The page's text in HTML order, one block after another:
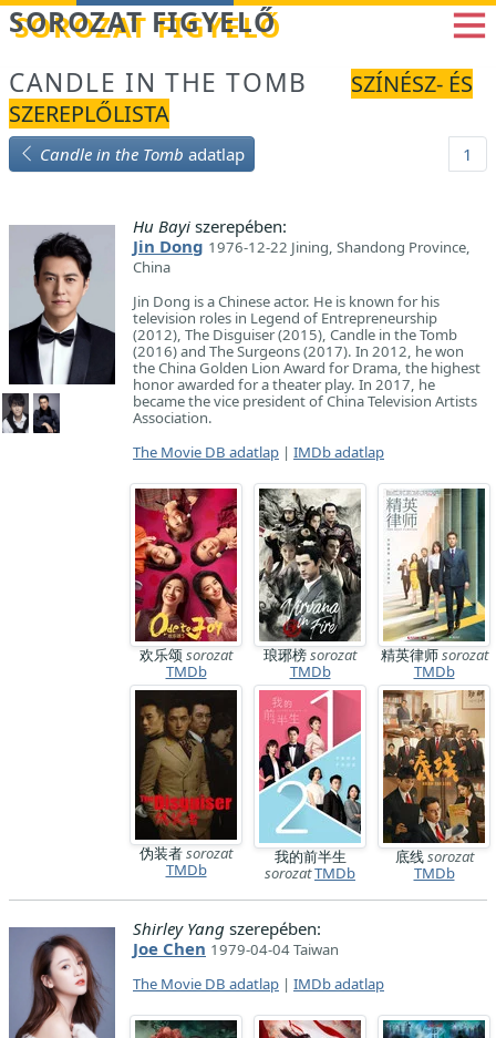
Betöltés...
SOROZAT FIGYELŐ
CANDLE IN THE TOMB
SZÍNÉSZ- ÉS
SZEREPLŐLISTA
Candle in the Tomb adatlap 1
Hu Bayi szerepében:
Jin Dong 1976-12-22 Jining, Shandong Province,
China
Jin Dong is a Chinese actor. He is known for his
television roles in Legend of Entrepreneurship
(2012), The Disguiser (2015), Candle in the Tomb
(2016) and The Surgeons (2017). In 2012, he won
the China Golden Lion Award for Drama, the highest
honor awarded for a theater play. In 2017, he
became the vice president of China Television Artists
Association.
The Movie DB adatlap | IMDb adatlap
欢乐颂sorozat
TMDb
琅琊榜sorozat
TMDb
精英律师sorozat
TMDb
伪装者sorozat
TMDb
我的前半生
sorozatTMDb
底线sorozat
TMDb
Shirley Yang szerepében:
Joe Chen 1979-04-04 Taiwan
The Movie DB adatlap | IMDb adatlap